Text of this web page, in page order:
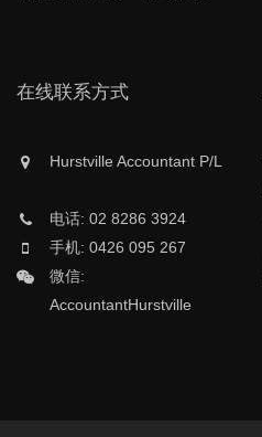
在线联系方式
Hurstville Accountant P/L
电话: 02 8286 3924
手机: 0426 095 267
微信:
AccountantHurstville